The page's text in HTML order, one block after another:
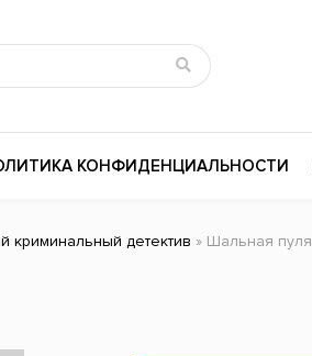
романы
КОНФИДЕНЦИАЛЬНОСТИ
криминальный детектив » Шальная пуля